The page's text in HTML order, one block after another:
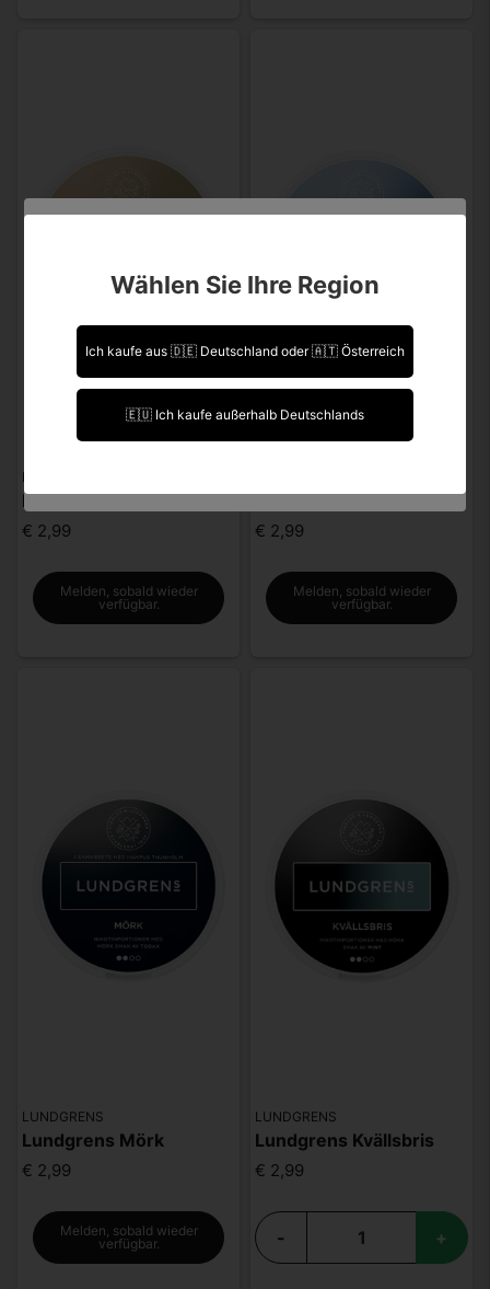
LUNDGRENS
Lundgrens Äng
€ 2,99
Melden, sobald wieder
verfügbar.
Lundgrens Rimfrost
€ 2,99
Melden, sobald wieder
verfügbar.
LUNDGRENS
Lundgrens Mörk
€ 2,99
Melden, sobald wieder
verfügbar.
LUNDGRENS
Lundgrens Kvällsbris
€ 2,99
- +
Sind Sie über 18 Jahre alt?
Leider können Sie Ihre Daten nicht selbst ändern.
Ich bin über 18 Jahre alt.
Ich bin unter 18 Jahre alt.
Wählen Sie Ihre Region
Ich kaufe aus 🇩🇪 Deutschland oder 🇦🇹 Österreich
🇪🇺 Ich kaufe außerhalb Deutschlands